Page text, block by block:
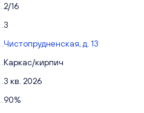
2/16
3
Чистопрудненская, д. 13
Каркас/кирпич
3 кв. 2026
90%